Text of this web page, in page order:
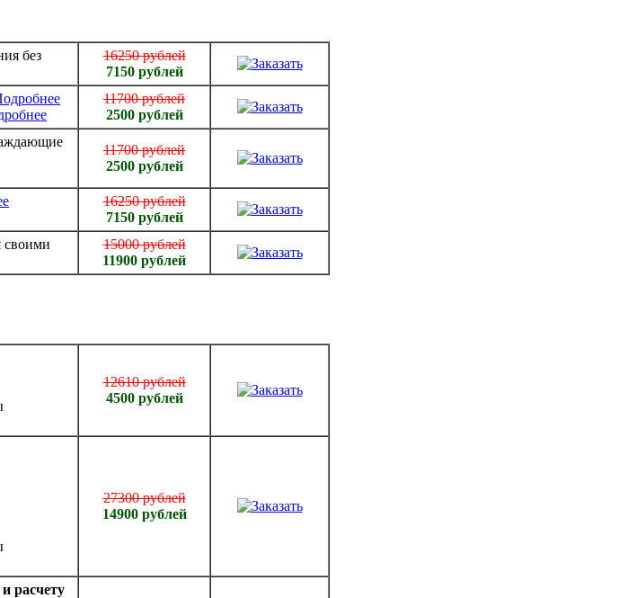
без
16250 рублей
7150 рублей
11700 рублей
2500 рублей
11700 рублей
2500 рублей
16250 рублей
7150 рублей
своими
15000 рублей
11900 рублей
12610 рублей
4500 рублей
27300 рублей
14900 рублей
расчету